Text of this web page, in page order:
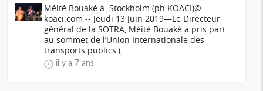
Méité Bouaké à Stockholm (ph KOACI)©
koaci.com -- Jeudi 13 Juin 2019—Le Directeur
général de la SOTRA, Méité Bouaké a pris part
au sommet de l’Union Internationale des
transports publics (...
il y a 7 ans